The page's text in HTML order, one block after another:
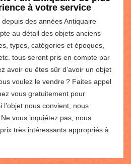
à votre service
des années Antiquaire
au détail des objets anciens
types, catégories et époques,
tous seront pris en compte par
avoir ou êtes sûr d’avoir un objet
voulez le vendre ? Faites appel
vous gratuitement pour
l’objet nous convient, nous
vous inquiétez pas, nous
très intéressants appropriés à